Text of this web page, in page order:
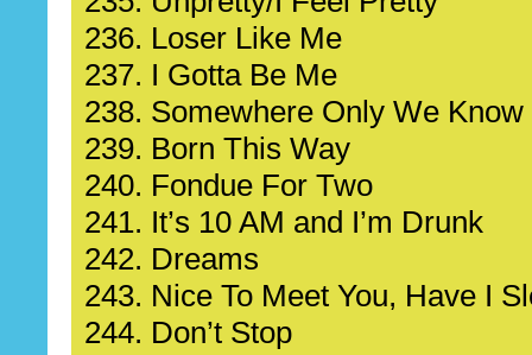
236. Loser Like Me
237. I Gotta Be Me
238. Somewhere Only We Know
239. Born This Way
240. Fondue For Two
241. It’s 10 AM and I’m Drunk
242. Dreams
243. Nice To Meet You, Have I
244. Don’t Stop